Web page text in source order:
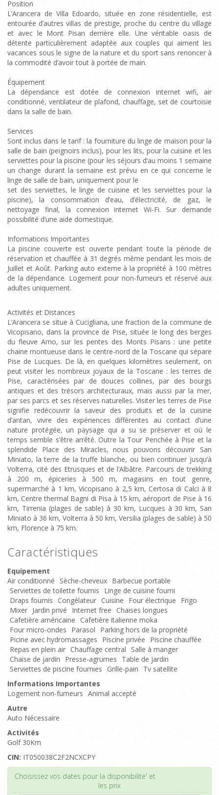
Position
L’Arancera de Villa Edoardo, située en zone résidentielle, est
entourée d’autres villas de prestige, proche du centre du village
et avec le Mont Pisan derrière elle. Une véritable oasis de
détente particulièrement adaptée aux couples qui aiment les
vacances sous le signe de la nature et du sport sans renoncer à
la commodité d’avoir tout à portée de main.
Équipement
La dépendance est dotée de connexion internet wifi, air
conditionné, ventilateur de plafond, chauffage, set de courtoisie
dans la salle de bain.
Services
Sont inclus dans le tarif : la fourniture du linge de maison pour la
salle de bain (peignoirs inclus), pour les lits, pour la cuisine et les
serviettes pour la piscine (pour les séjours d’au moins 1 semaine
un change durant la semaine est prévu en ce qui concerne le
linge de salle de bain, uniquement pour le
set des serviettes, le linge de cuisine et les serviettes pour la
piscine), la consommation d’eau, d’électricité, de gaz, le
nettoyage final, la connexion internet Wi-Fi. Sur demande
possibilité d’une aide domestique.
Informations Importantes
La piscine couverte est ouverte pendant toute la période de
réservation et chauffée à 31 degrés même pendant les mois de
Juillet et Août. Parking auto externe à la propriété à 100 mètres
de la dépendance. Logement pour non-fumeurs et réservé aux
adultes uniquement.
Activités et Distances
L’Arancera se situe à Cucigliana, une fraction de la commune de
Vicopisano, dans la province de Pise, située le long des berges
du fleuve Arno, sur les pentes des Monts Pisans : une petite
chaine montueuse dans le centre-nord de la Toscane qui sépare
Pise de Lucques. De là, en quelques kilomètres seulement, on
peut visiter les nombreux joyaux de la Toscane : les terres de
Pise, caractérisées par de douces collines, par des bourgs
antiques et des trésors architecturaux, mais aussi par la mer,
par ses parcs et ses réserves naturelles. Visiter les terres de Pise
signifie redécouvrir la saveur des produits et de la cuisine
d’antan, vivre des expériences différentes au contact d’une
nature protégée, un paysage qui a su se préserver et où le
temps semble s’être arrêté. Outre la Tour Penchée à Pise et la
splendide Place des Miracles, nous pouvons découvrir San
Miniato, la terre de la truffe blanche, ou bien continuer jusqu’à
Volterra, cité des Etrusques et de l’Albâtre. Parcours de trekking
à 200 m, épiceries à 500 m, magasins en tout genre,
supermarché à 1 km, Vicopisano à 2,5 km, Certosa di Calci à 8
km, Centre thermal Bagni di Pisa à 15 km, aéroport de Pise à 16
km, Tirrenia (plages de sable) à 30 km, Lucques à 30 km, San
Miniato à 36 km, Volterra à 50 km, Versilia (plages de sable) à 50
km, Florence à 75 km.
Caractéristiques
Equipement
Air conditionné
Sèche-cheveux Barbecue portable
Serviettes de toilette fournis
Linge de cuisine fourni
Draps fournis Congélateur Cuisine Four électrique
Frigo
Mixer Jardin privé Internet free Chaises longues
Cafetière américaine Cafetière italienne moka
Four micro-ondes
Parasol
Parking hors de la propriété
Picine avec hydromassages
Piscine privée
Piscine chauffée
Repas en plein air Chauffage central
Salle à manger
Chaise de jardin
Presse-agrumes
Table de jardin
Serviettes de piscine fournies
Grille-pain
Tv satellite
Informations Importantes
Logement non-fumeurs Animal accepté
Autre
Auto Nécessaire
Activités
Golf 30Km
CIN: IT050038C2F2NCXCPY
Choisissez vos dates pour la disponibilite' et
les prix